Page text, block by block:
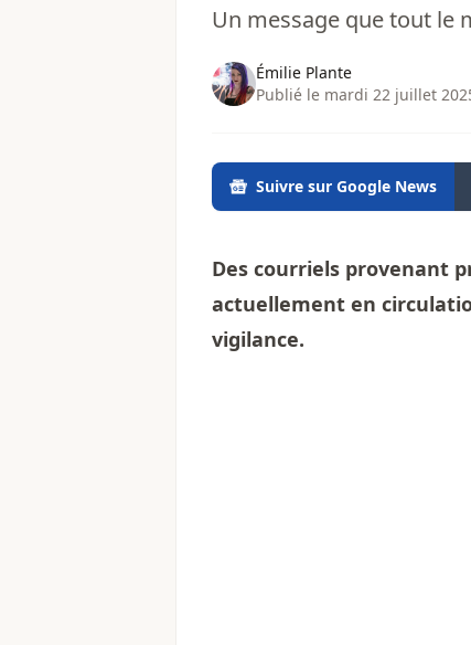
Un message que tout le
Émilie Plante
Publié le mardi 22 juillet
Suivre sur Google News
Des courriels provenant
actuellement en
vigilance.